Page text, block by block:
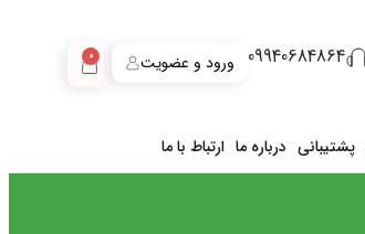
0 ورود و عضویت 09940684864
پشتیبانی درباره ما ارتباط با ما